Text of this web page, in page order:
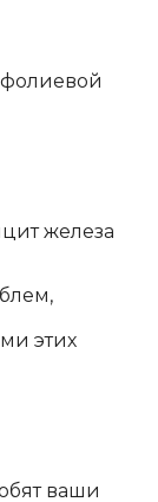
фолиевой
железа
этих
ваши